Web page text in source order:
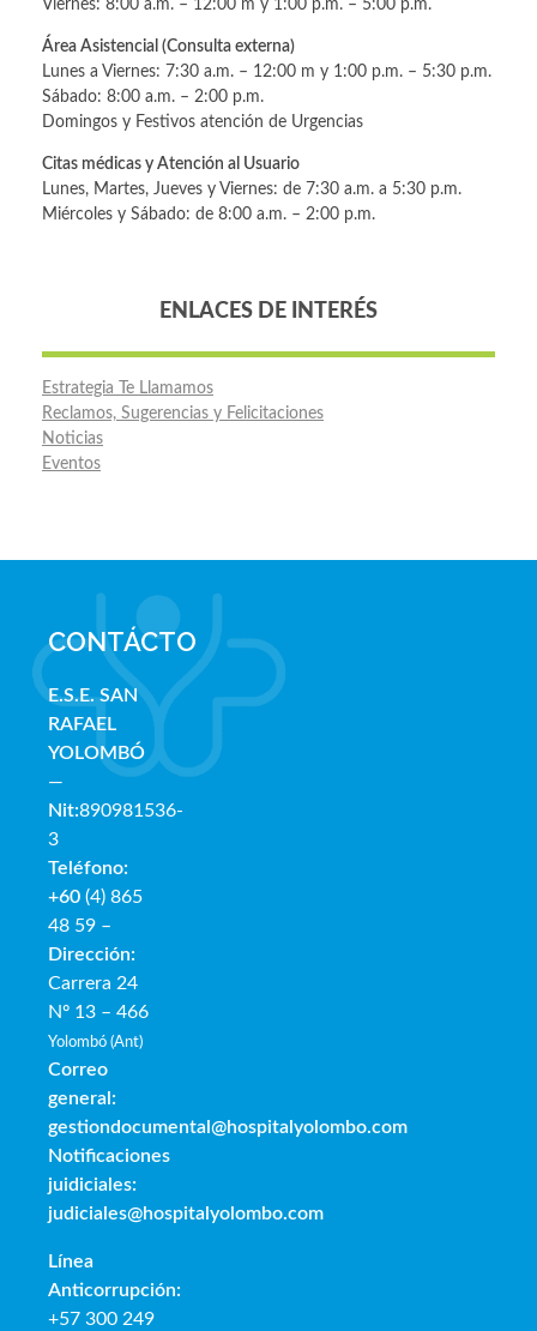
Viernes: 8:00 a.m. – 12:00 m y 1:00 p.m. – 5:00 p.m.
Área Asistencial (Consulta externa)
Lunes a Viernes: 7:30 a.m. – 12:00 m y 1:00 p.m. – 5:30 p.m.
Sábado: 8:00 a.m. – 2:00 p.m.
Domingos y Festivos atención de Urgencias
Citas médicas y Atención al Usuario
Lunes, Martes, Jueves y Viernes: de 7:30 a.m. a 5:30 p.m.
Miércoles y Sábado: de 8:00 a.m. – 2:00 p.m.
ENLACES DE INTERÉS
Estrategia Te Llamamos
Reclamos, Sugerencias y Felicitaciones
Noticias
Eventos
CONTÁCTO
E.S.E. SAN
RAFAEL
YOLOMBÓ
—
Nit:890981536-
3
Teléfono:
+60 (4) 865
48 59 –
Dirección:
Carrera 24
Nº 13 – 466
Yolombó (Ant)
Correo
general:
gestiondocumental@hospitalyolombo.com
Notificaciones
juidiciales:
judiciales@hospitalyolombo.com
Línea
Anticorrupción:
+57 300 249